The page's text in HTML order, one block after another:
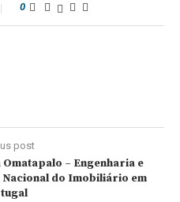
0
post
– Engenharia e
do Imobiliário em